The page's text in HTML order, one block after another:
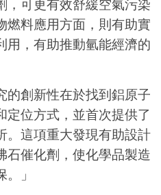
，可更有效舒緩空氣污染
燃料應用方面，則有助實
用，有助推動氫能經濟的
的創新性在於找到鋁原子
定位方式，並首次提供了
。這項重大發現有助設計
石催化劑，使化學品製造
」